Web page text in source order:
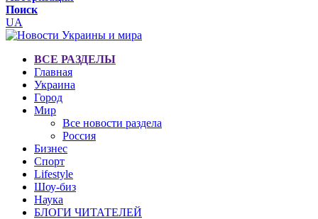
Поиск
UA
ВСЕ РАЗДЕЛЫ
Главная
Украина
Город
Мир
Все новости раздела
Россия
Бизнес
Спорт
Lifestyle
Шоу-биз
Наука
БЛОГИ ЧИТАТЕЛЕЙ